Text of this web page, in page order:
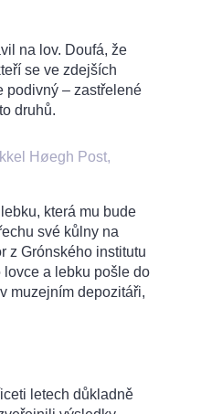
na lov. Doufá, že
se ve zdejších
podivný – zastřelené
druhů.
Høegh Post,
která mu bude
své kůlny na
z Grónského institutu
a lebku pošle do
muzejním depozitáři,
letech důkladně